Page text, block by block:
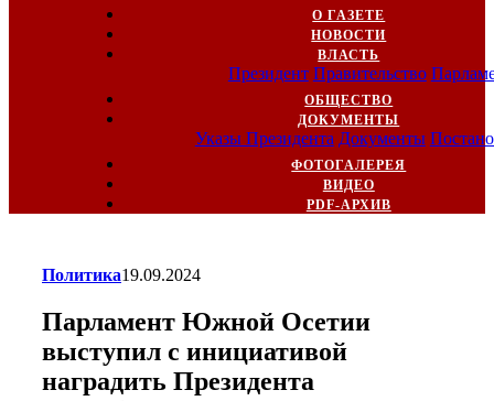
О ГАЗЕТЕ
НОВОСТИ
ВЛАСТЬ
Президент Правительство
ОБЩЕСТВО
ДОКУМЕНТЫ
Указы Президента Документы
ФОТОГАЛЕРЕЯ
ВИДЕО
PDF-АРХИВ
Политика19.09.2024
Парламент Южной Осетии
выступил с инициативой
наградить Президента